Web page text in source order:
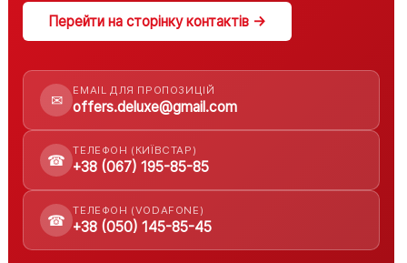
Перейти на сторінку контактів →
✉
EMAIL ДЛЯ ПРОПОЗИЦІЙ
offers.deluxe@gmail.com
☎
ТЕЛЕФОН (КИЇВСТАР)
+38 (067) 195-85-85
☎
ТЕЛЕФОН (VODAFONE)
+38 (050) 145-85-45